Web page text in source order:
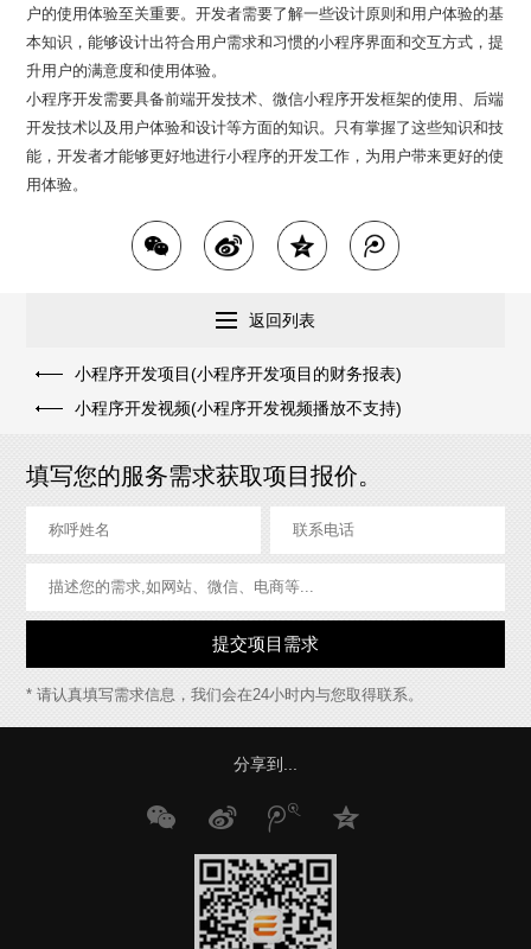
户的使用体验至关重要。开发者需要了解一些设计原则和用户体验的基
本知识，能够设计出符合用户需求和习惯的小程序界面和交互方式，提
升用户的满意度和使用体验。
小程序开发需要具备前端开发技术、微信小程序开发框架的使用、后端
开发技术以及用户体验和设计等方面的知识。只有掌握了这些知识和技
能，开发者才能够更好地进行小程序的开发工作，为用户带来更好的使
用体验。
返回列表
小程序开发项目(小程序开发项目的财务报表)
小程序开发视频(小程序开发视频播放不支持)
填写您的服务需求获取项目报价。
* 请认真填写需求信息，我们会在24小时内与您取得联系。
分享到...